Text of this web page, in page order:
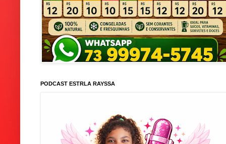
PODCAST ESTRLA RAYSSA